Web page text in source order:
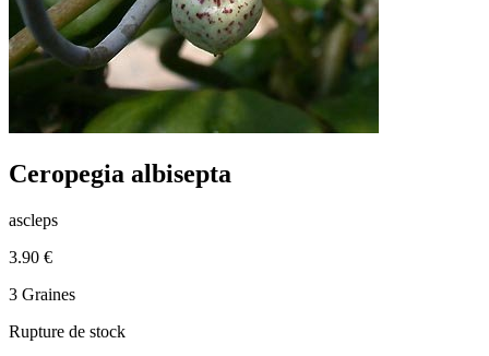
Ceropegia albisepta
ascleps
3.90 €
3 Graines
Rupture de stock